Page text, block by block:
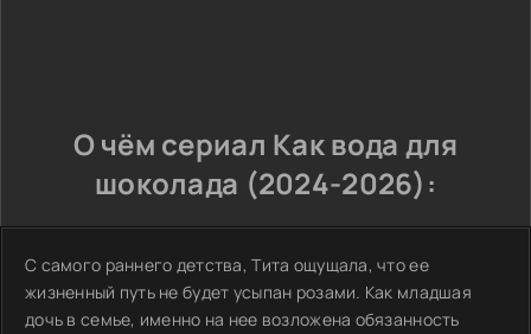
О чём сериал Как вода для
шоколада (2024-2026):
С самого раннего детства, Тита ощущала, что ее
жизненный путь не будет усыпан розами. Как младшая
дочь в семье, именно на нее возложена обязанность